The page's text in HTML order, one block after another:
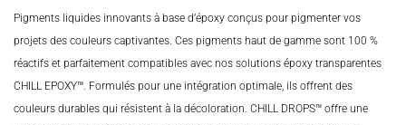
CAD$23.98
à
CAD$36.98
Pigments liquides innovants à base d’époxy conçus pour pigmenter vos
projets des couleurs captivantes. Ces pigments haut de gamme sont 100 %
réactifs et parfaitement compatibles avec nos solutions époxy transparentes
CHILL EPOXY™. Formulés pour une intégration optimale, ils offrent des
couleurs durables qui résistent à la décoloration. CHILL DROPS™ offre une